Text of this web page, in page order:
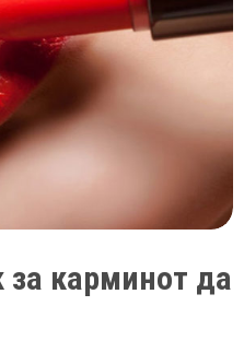
за карминот да